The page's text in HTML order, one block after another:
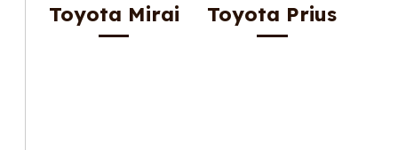
Toyota Mirai Toyota Prius